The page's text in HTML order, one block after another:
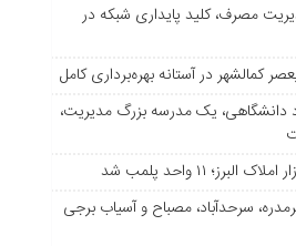
مصرف، کلید پایداری شبکه در
دانشگاهی، یک مدرسه بزرگ مدیریت،
۱۱ واحد پلمب شد
سرحدآباد، مصباح و آسیاب برجی